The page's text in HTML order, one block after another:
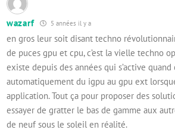
wazarf 5 années il y a
en gros leur soit disant techno
de puces gpu et cpu, c’est la vielle techno
existe depuis des années qui s’active quand
automatiquement du igpu au gpu ext
application. Tout ça pour proposer des
essayer de gratter le bas de gamme aux
de neuf sous le soleil en réalité.